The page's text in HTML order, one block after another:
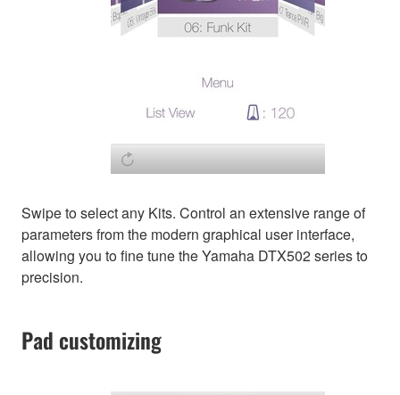
Swipe to select any Kits. Control an extensive range of
parameters from the modern graphical user interface,
allowing you to fine tune the Yamaha DTX502 series to
precision.
Pad customizing